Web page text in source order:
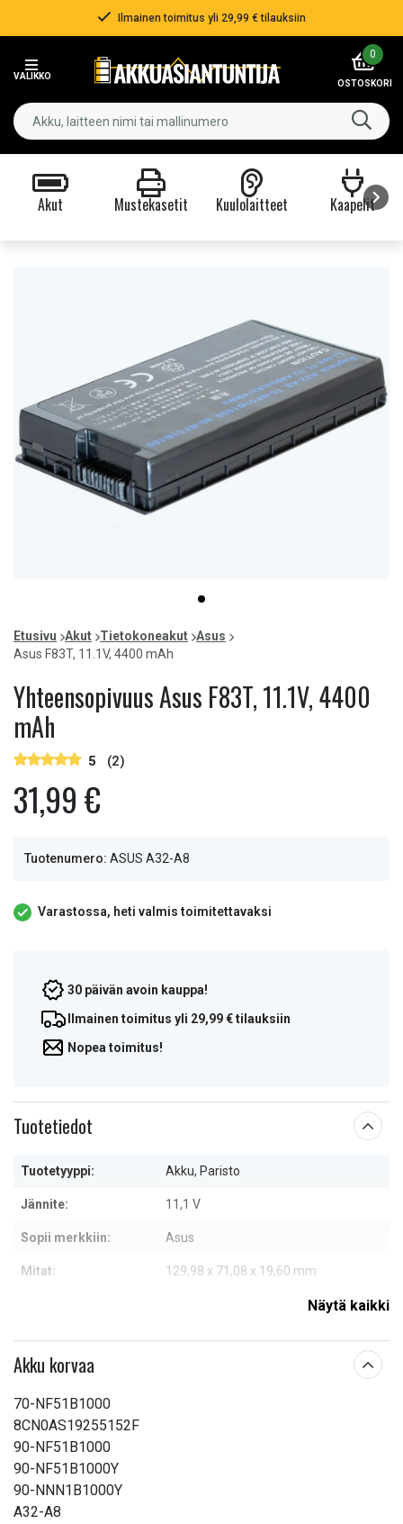
Ilmainen toimitus yli 29,99 € tilauksiin
VALIKKO
0
OSTOSKORI
Akut Mustekasetit Kuulolaitteet Kaapelit
item
0
of
1
Etusivu Akut Tietokoneakut Asus
Asus F83T, 11.1V, 4400 mAh
Yhteensopivuus Asus F83T, 11.1V, 4400
mAh
5 (2)
31,99 €
Tuotenumero: ASUS A32-A8
Varastossa, heti valmis toimitettavaksi
30 päivän avoin kauppa!
Ilmainen toimitus yli 29,99 € tilauksiin
Nopea toimitus!
Tuotetiedot
Tuotetyyppi: Akku, Paristo
Jännite: 11,1 V
Sopii merkkiin: Asus
Mitat: 129,98 x 71,08 x 19,60 mm
Näytä kaikki
Akku korvaa
70-NF51B1000
8CN0AS19255152F
90-NF51B1000
90-NF51B1000Y
90-NNN1B1000Y
A32-A8